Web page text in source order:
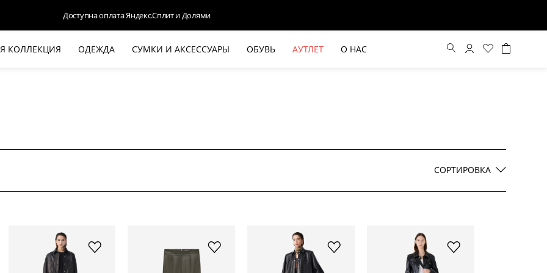
Доступна оплата Яндекс.Сплит и Долями
КОЛЛЕКЦИЯ ОДЕЖДА
ДЛЯ НЕГО
БЕЖЕВЫЕ БРЮКИ ШИРОКОГО
КРОЯ HAYDA
БЕЖЕВЫЙ КОСТЮМНЫЙ ЖИЛЕТ
HIDA
СУМКИ И АКСЕССУАРЫ ОБУВЬ АУТЛЕТ О НАС
СОРТИРОВКА
Цена по убыванию